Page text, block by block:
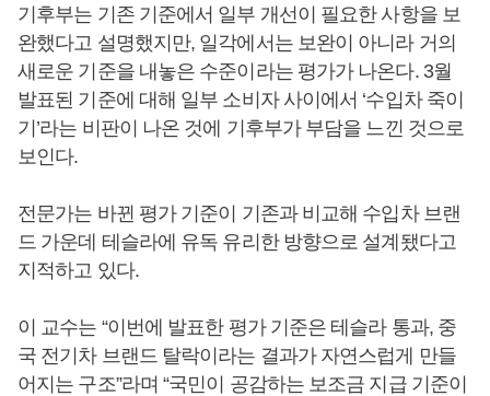
기후부는 기존 기준에서 일부 개선이 필요한 사항을 보
완했다고 설명했지만, 일각에서는 보완이 아니라 거의
새로운 기준을 내놓은 수준이라는 평가가 나온다. 3월
발표된 기준에 대해 일부 소비자 사이에서 ‘수입차 죽이
기’라는 비판이 나온 것에 기후부가 부담을 느낀 것으로
보인다.
전문가는 바뀐 평가 기준이 기존과 비교해 수입차 브랜
드 가운데 테슬라에 유독 유리한 방향으로 설계됐다고
지적하고 있다.
이 교수는 “이번에 발표한 평가 기준은 테슬라 통과, 중
국 전기차 브랜드 탈락이라는 결과가 자연스럽게 만들
어지는 구조”라며 “국민이 공감하는 보조금 지급 기준이